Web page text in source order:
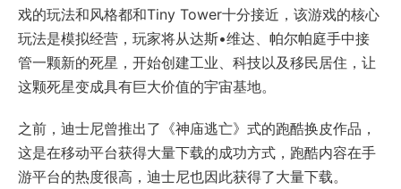
戏的玩法和风格都和Tiny Tower十分接近，该游戏的核心
玩法是模拟经营，玩家将从达斯•维达、帕尔帕庭手中接
管一颗新的死星，开始创建工业、科技以及移民居住，让
这颗死星变成具有巨大价值的宇宙基地。
之前，迪士尼曾推出了《神庙逃亡》式的跑酷换皮作品，
这是在移动平台获得大量下载的成功方式，跑酷内容在手
游平台的热度很高，迪士尼也因此获得了大量下载。